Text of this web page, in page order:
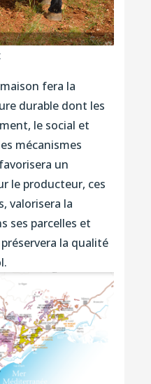
fera la
durable dont les
le social et
mécanismes
un
le producteur, ces
valorisera la
ses parcelles et
la qualité